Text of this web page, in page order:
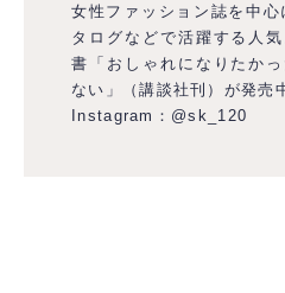
女性ファッション誌を中
タログなどで活躍する人
書「おしゃれになりたか
ない」（講談社刊）が発売
Instagram： @sk_120